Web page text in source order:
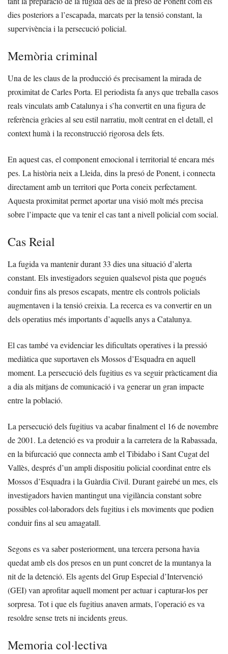
dies posteriors a l’escapada, marcats per la tensió constant, la
supervivència i la persecució policial.
Memòria criminal
Una de les claus de la producció és precisament la mirada de
proximitat de Carles Porta. El periodista fa anys que treballa casos
reals vinculats amb Catalunya i s’ha convertit en una figura de
referència gràcies al seu estil narratiu, molt centrat en el detall, el
context humà i la reconstrucció rigorosa dels fets.
En aquest cas, el component emocional i territorial té encara més
pes. La història neix a Lleida, dins la presó de Ponent, i connecta
directament amb un territori que Porta coneix perfectament.
Aquesta proximitat permet aportar una visió molt més precisa
sobre l’impacte que va tenir el cas tant a nivell policial com social.
Cas Reial
La fugida va mantenir durant 33 dies una situació d’alerta
constant. Els investigadors seguien qualsevol pista que pogués
conduir fins als presos escapats, mentre els controls policials
augmentaven i la tensió creixia. La recerca es va convertir en un
dels operatius més importants d’aquells anys a Catalunya.
El cas també va evidenciar les dificultats operatives i la pressió
mediàtica que suportaven els Mossos d’Esquadra en aquell
moment. La persecució dels fugitius es va seguir pràcticament dia
a dia als mitjans de comunicació i va generar un gran impacte
entre la població.
La persecució dels fugitius va acabar finalment el 16 de novembre
de 2001. La detenció es va produir a la carretera de la Rabassada,
en la bifurcació que connecta amb el Tibidabo i Sant Cugat del
Vallès, després d’un ampli dispositiu policial coordinat entre els
Mossos d’Esquadra i la Guàrdia Civil. Durant gairebé un mes, els
investigadors havien mantingut una vigilància constant sobre
possibles col·laboradors dels fugitius i els moviments que podien
conduir fins al seu amagatall.
Segons es va saber posteriorment, una tercera persona havia
quedat amb els dos presos en un punt concret de la muntanya la
nit de la detenció. Els agents del Grup Especial d’Intervenció
(GEI) van aprofitar aquell moment per actuar i capturar-los per
sorpresa. Tot i que els fugitius anaven armats, l’operació es va
resoldre sense trets ni incidents greus.
Memoria col·lectiva